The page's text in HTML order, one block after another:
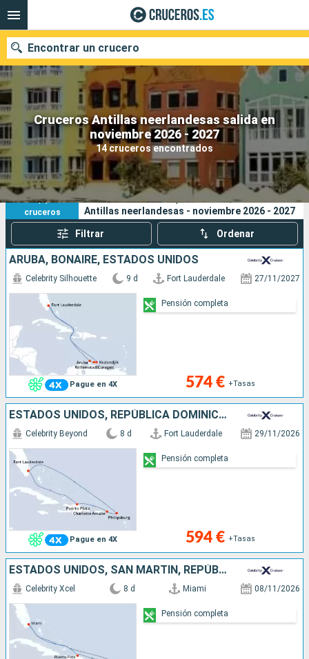
Cruceros Antillas neerlandesas salida en
noviembre 2026 - 2027
14 cruceros encontrados
Encontrar un crucero
Nuestros destinos
Fecha de salida
Puertos Compañías
Buscar
14
cruceros
Sus criterios de búsqueda:
Antillas neerlandesas - noviembre 2026 - 2027
Filtrar Ordenar
ARUBA, BONAIRE, ESTADOS UNIDOS
Pague en 4X
Celebrity Silhouette 9 d Fort Lauderdale 27/11/2027
574 € +Tasas
Pensión completa
ESTADOS UNIDOS, REPÚBLICA DOMINICANA, SAN MARTÍN
Pague en 4X
Celebrity Beyond 8 d Fort Lauderdale 29/11/2026
594 € +Tasas
Pensión completa
ESTADOS UNIDOS, SAN MARTÍN, REPÚBLICA DOMINICANA
Celebrity Xcel 8 d Miami 08/11/2026
Pensión completa